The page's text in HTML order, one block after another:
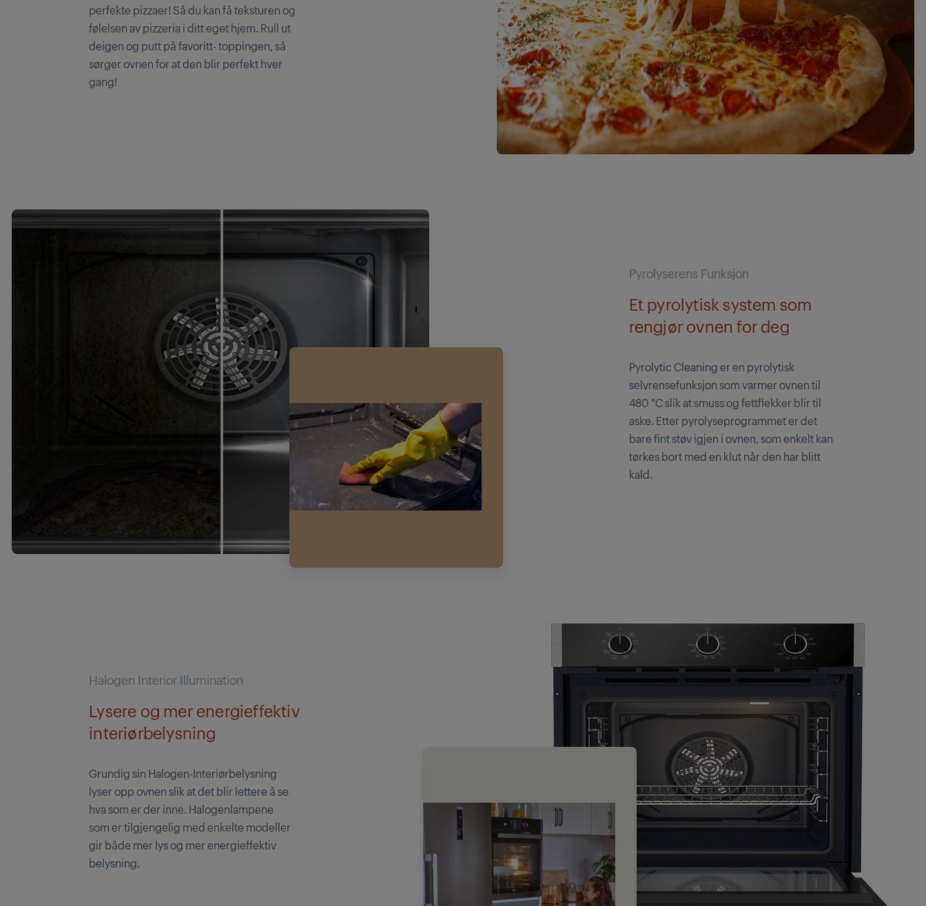
perfekte pizzaer! Så du kan få teksturen og
følelsen av pizzeria i ditt eget hjem. Rull ut
deigen og putt på favoritt- toppingen, så
sørger ovnen for at den blir perfekt hver
gang!
Pyrolyserens Funksjon
Et pyrolytisk system som
rengjør ovnen for deg
Pyrolytic Cleaning er en pyrolytisk
selvrensefunksjon som varmer ovnen til
480 °C slik at smuss og fettflekker blir til
aske. Etter pyrolyseprogrammet er det
bare fint støv igjen i ovnen, som enkelt kan
tørkes bort med en klut når den har blitt
kald.
Halogen Interior Illumination
Lysere og mer energieffektiv
interiørbelysning
Grundig sin Halogen-Interiørbelysning
lyser opp ovnen slik at det blir lettere å se
hva som er der inne. Halogenlampene
som er tilgjengelig med enkelte modeller
gir både mer lys og mer energieffektiv
belysning.